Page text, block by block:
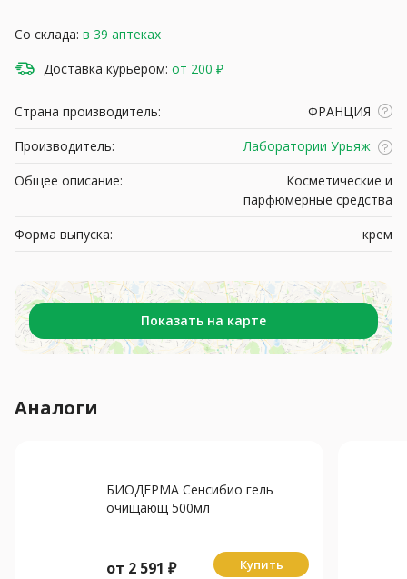
Со склада: в 39 аптеках
Доставка курьером: от 200 ₽
Страна производитель:
ФРАНЦИЯ
Производитель:
Лаборатории Урьяж
Общее описание:
Косметические и
парфюмерные средства
Форма выпуска:
крем
Показать на карте
Аналоги
БИОДЕРМА Сенсибио гель
очищающ 500мл
от 2 591 ₽ Купить